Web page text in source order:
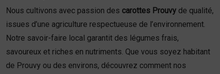
Nous cultivons avec passion des carottes Prouvy de qualité,
issues d’une agriculture respectueuse de l’environnement.
Notre savoir-faire local garantit des légumes frais,
savoureux et riches en nutriments. Que vous soyez habitant
de Prouvy ou des environs, découvrez comment nos